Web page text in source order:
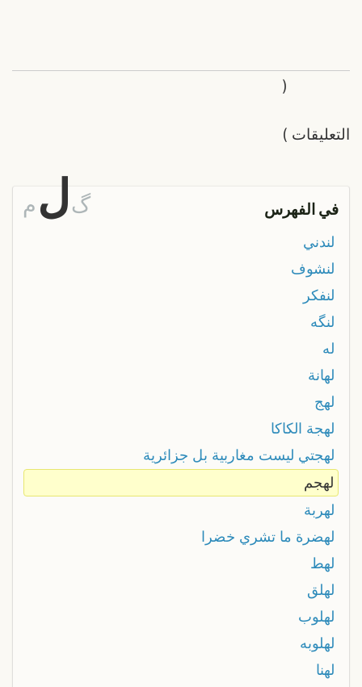
التعليقات
(
)
في الفهرس گل م
لندني
لنشوف
لنفكر
لنگه
له
لهانة
لهج
لهجة الكاكا
لهجتي ليست مغاربية بل جزائرية
لهجم
لهربة
لهضرة ما تشري خضرا
لهط
لهلق
لهلوب
لهلوبه
لهنا